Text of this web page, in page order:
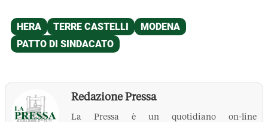
Redazione Pressa
La Pressa è un quotidiano on-line